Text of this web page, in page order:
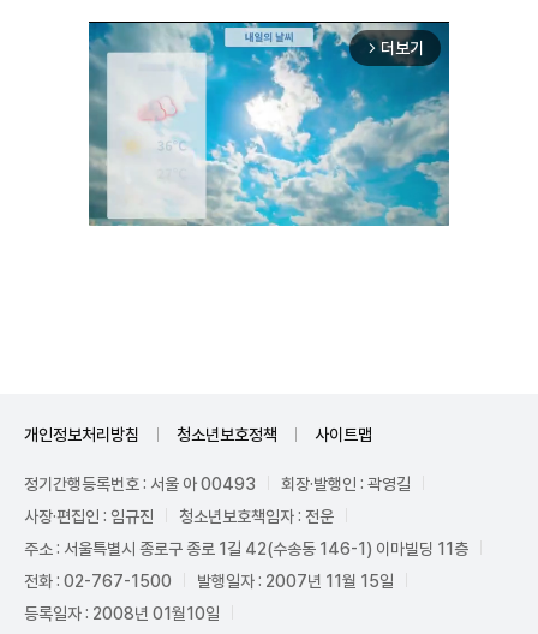
arrow_forward_ios 더보기
개인정보처리방침 청소년보호정책 사이트맵
정기간행등록번호 : 서울 아 00493
회장·발행인 : 곽영길
사장·편집인 : 임규진
청소년보호책임자 : 전운
주소 : 서울특별시 종로구 종로 1길 42(수송동 146-1) 이마빌딩 11층
전화 : 02-767-1500
발행일자 : 2007년 11월 15일
등록일자 : 2008년 01월10일